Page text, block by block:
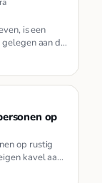
is een
aan de
op
op rustig
kavel aan